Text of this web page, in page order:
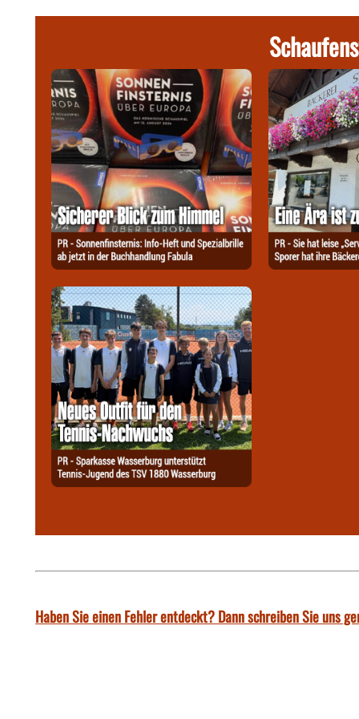
Haben Sie einen Fehler entdeckt? Dann schreiben Sie uns